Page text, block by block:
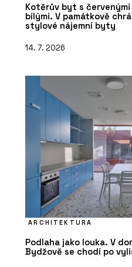
Kotěrův byt s
bílými. V památkově
stylové nájemní byty
14. 7. 2026
ARCHITEKTURA
Podlaha jako louka. V
Bydžově se chodí po